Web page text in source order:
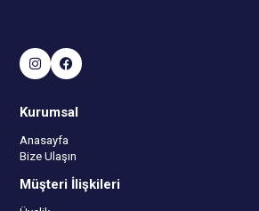
Kurumsal
Anasayfa
Bize Ulaşın
Müşteri İlişkileri